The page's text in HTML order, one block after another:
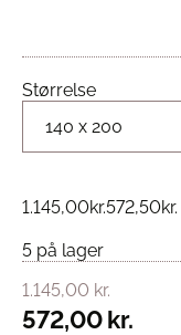
Størrelse
1.145,00kr.572,50kr.
5 på lager
1.145,00 kr.
572,00kr.